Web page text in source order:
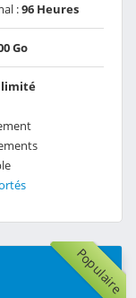
:96 Heures
Go
Populaire